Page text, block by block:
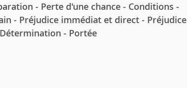
- Perte d'une chance - Conditions -
- Préjudice immédiat et direct - Préjudice
- Portée